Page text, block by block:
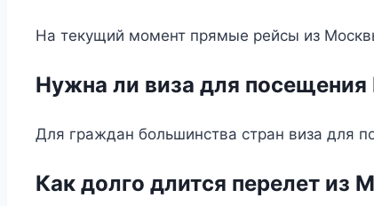
На текущий момент прямые рейсы из
Нужна ли виза для
Для граждан большинства стран виза для
Как долго длится перелет из